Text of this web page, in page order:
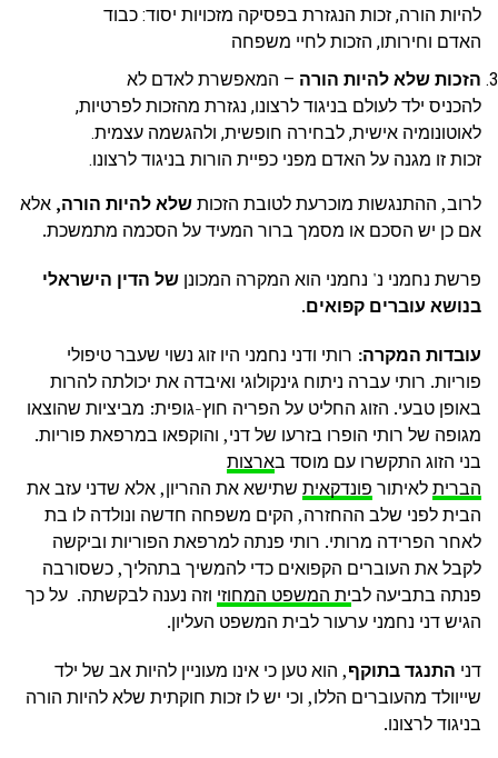
להיות הורה, זכות הנגזרת בפסיקה מזכויות יסוד: כבוד
האדם וחירותו, הזכות לחיי משפחה
הזכות שלא להיות הורה – המאפשרת לאדם לא
להכניס ילד לעולם בניגוד לרצונו, נגזרת מהזכות לפרטיות,
לאוטונומיה אישית, לבחירה חופשית, ולהגשמה עצמית.
זכות זו מגנה על האדם מפני כפיית הורות בניגוד לרצונו.
לרוב, ההתנגשות מוכרעת לטובת הזכותשלא להיות הורה, אלא
אם כן יש הסכם או מסמך ברור המעיד על הסכמה מתמשכת.
פרשת נחמני נ' נחמני הוא המקרה המכונן של הדין הישראלי
בנושא עוברים קפואים.
עובדות המקרה: רותי ודני נחמני היו זוג נשוי שעבר טיפולי
פוריות. רותי עברה ניתוח גינקולוגי ואיבדה את יכולתה להרות
באופן טבעי. הזוג החליט על הפריה חוץ-גופית: מביציות שהוצאו
מגופה של רותי הופרו בזרעו של דני, והוקפאו במרפאת פוריות.
בני הזוג התקשרו עם מוסד בארצות
הבריתלאיתור פונדקאית שתישא את ההריון, אלא שדני עזב את
הבית לפני שלב ההחזרה, הקים משפחה חדשה ונולדה לו בת
לאחר הפרידה מרותי. רותי פנתה למרפאת הפוריות וביקשה
לקבל את העוברים הקפואים כדי להמשיך בתהליך, כשסורבה
פנתה בתביעה לבית המשפט המחוזי וזה נענה לבקשתה. על כך
הגיש דני נחמני ערעור לבית המשפט העליון.
דני התנגד בתוקף, הוא טען כי אינו מעוניין להיות אב של ילד
שייוולד מהעוברים הללו, וכי יש לו זכות חוקתית שלא להיות הורה
בניגוד לרצונו.